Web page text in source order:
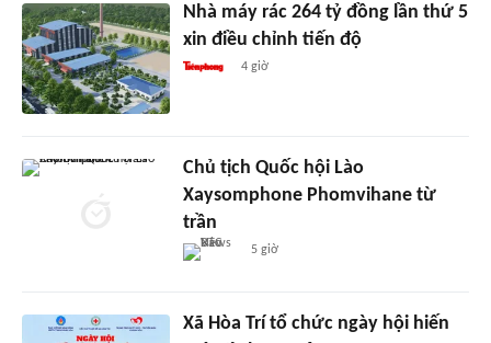
Nhà máy rác 264 tỷ đồng lần thứ 5
xin điều chỉnh tiến độ
4 giờ
Chủ tịch Quốc hội Lào
Xaysomphone Phomvihane từ
trần
5 giờ
Xã Hòa Trí tổ chức ngày hội hiến